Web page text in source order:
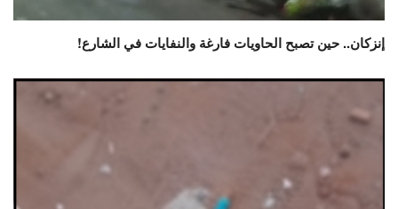
إنزكان.. حين تصبح الحاويات فارغة والنفايات في الشارع!